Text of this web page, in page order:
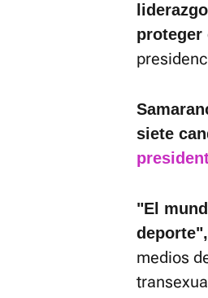
proteger
siete
"El
medios